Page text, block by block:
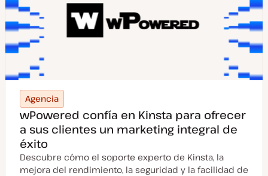
Agencia
wPowered confía en Kinsta para ofrecer
a sus clientes un marketing integral de
éxito
Descubre cómo el soporte experto de Kinsta, la
mejora del rendimiento, la seguridad y la facilidad de